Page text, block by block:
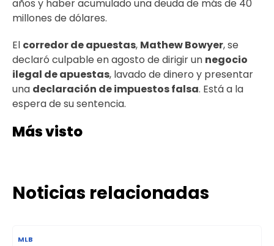
años y haber acumulado una deuda de más de 40
millones de dólares.
El corredor de apuestas, Mathew Bowyer, se
declaró culpable en agosto de dirigir un negocio
ilegal de apuestas, lavado de dinero y presentar
una declaración de impuestos falsa. Está a la
espera de su sentencia.
Más visto
Noticias relacionadas
MLB